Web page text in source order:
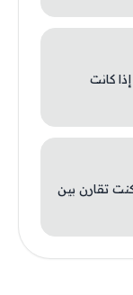
كانت
تقارن بين